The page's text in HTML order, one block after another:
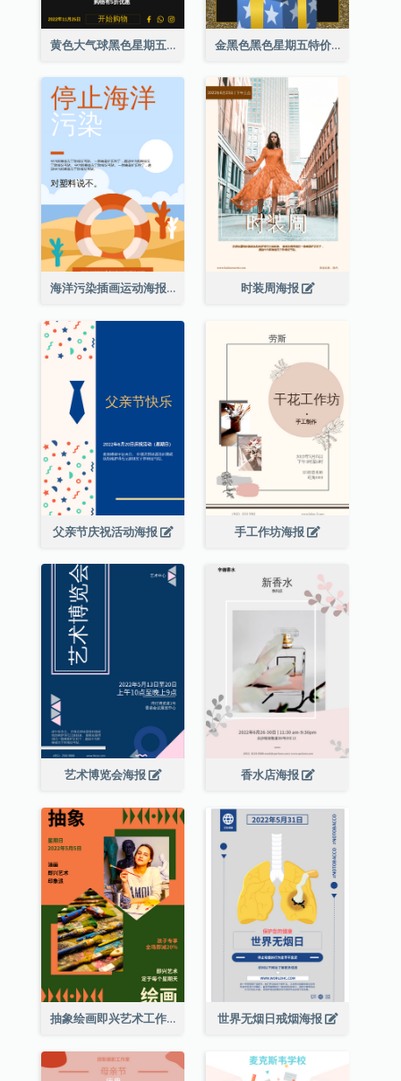
黄色大气球黑色星期五特价海报 金黑色黑色星期五特价海报
海洋污染插画运动海报 时装周海报
父亲节庆祝活动海报 手工作坊海报
艺术博览会海报 香水店海报
抽象绘画即兴艺术工作坊海报 世界无烟日戒烟海报